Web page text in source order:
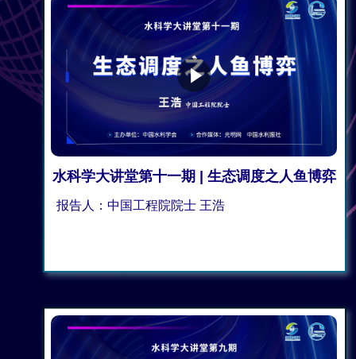
水科学大讲堂第十一期 | 生态调度之人鱼博弈
报告人：中国工程院院士 王浩